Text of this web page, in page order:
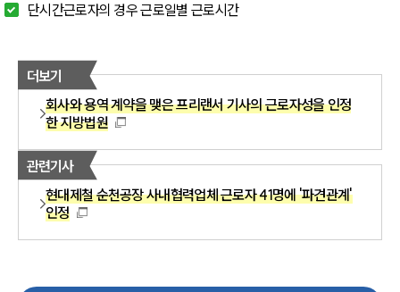
단시간근로자의 경우 근로일별 근로시간
더보기
회사와 용역 계약을 맺은 프리랜서 기사의 근로자성을 인정
한 지방법원
관련기사
현대제철 순천공장 사내협력업체 근로자 41명에 '파견관계'
인정